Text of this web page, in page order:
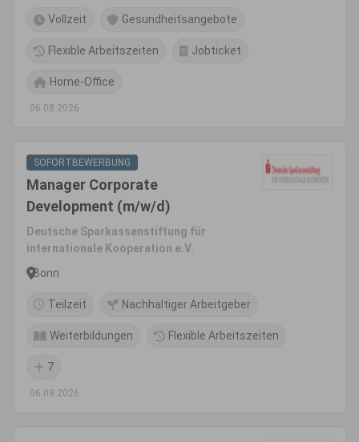
Vollzeit Gesundheitsangebote
Flexible Arbeitszeiten Jobticket
Home-Office
06.08.2026
SOFORTBEWERBUNG
Manager Corporate
Development (m/w/d)
Deutsche Sparkassenstiftung für
internationale Kooperation e.V.
Bonn
Teilzeit Nachhaltiger Arbeitgeber
Weiterbildungen Flexible Arbeitszeiten
7
06.08.2026